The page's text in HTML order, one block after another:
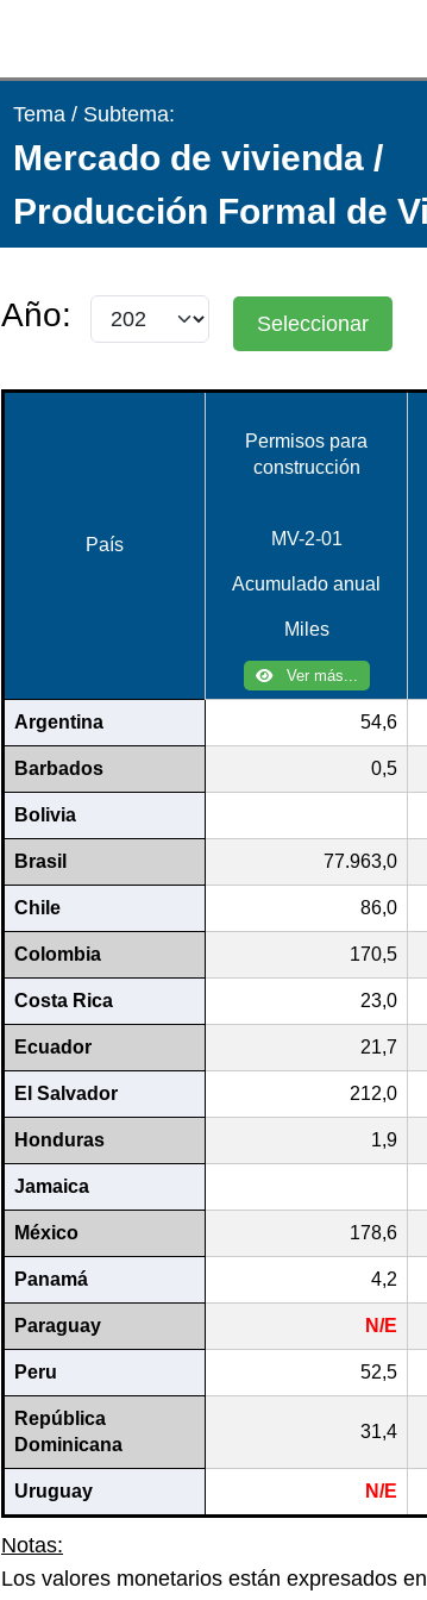
Tema / Subtema:
Mercado de vivienda /
Producción Formal de
Año: Seleccionar
País
Permisos para
construcción
MV-2-01
Acumulado anual
Miles
Ver más...
Argentina 54,6
Barbados 0,5
Bolivia
Brasil 77.963,0
Chile 86,0
Colombia 170,5
Costa Rica 23,0
Ecuador 21,7
El Salvador 212,0
Honduras 1,9
Jamaica
México 178,6
Panamá 4,2
Paraguay N/E
Peru 52,5
República
Dominicana
31,4
Uruguay N/E
Notas:
Los valores monetarios están expresados